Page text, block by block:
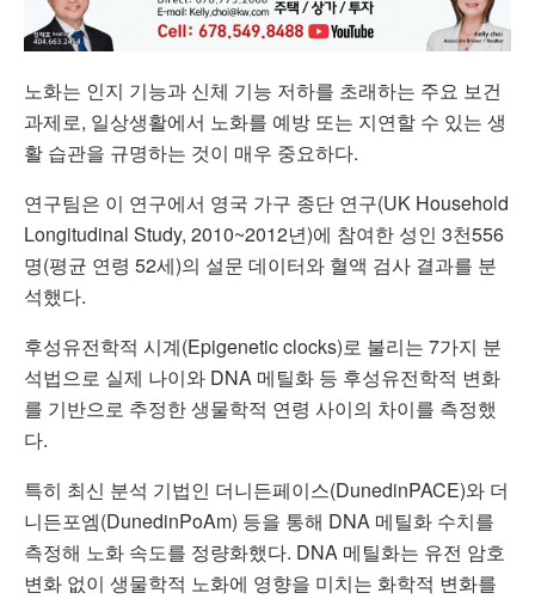
노화는 인지 기능과 신체 기능 저하를 초래하는 주요 보건
과제로, 일상생활에서 노화를 예방 또는 지연할 수 있는 생
활 습관을 규명하는 것이 매우 중요하다.
연구팀은 이 연구에서 영국 가구 종단 연구(UK Household
Longitudinal Study, 2010~2012년)에 참여한 성인 3천556
명(평균 연령 52세)의 설문 데이터와 혈액 검사 결과를 분
석했다.
후성유전학적 시계(Epigenetic clocks)로 불리는 7가지 분
석법으로 실제 나이와 DNA 메틸화 등 후성유전학적 변화
를 기반으로 추정한 생물학적 연령 사이의 차이를 측정했
다.
특히 최신 분석 기법인 더니든페이스(DunedinPACE)와 더
니든포엠(DunedinPoAm) 등을 통해 DNA 메틸화 수치를
측정해 노화 속도를 정량화했다. DNA 메틸화는 유전 암호
변화 없이 생물학적 노화에 영향을 미치는 화학적 변화를